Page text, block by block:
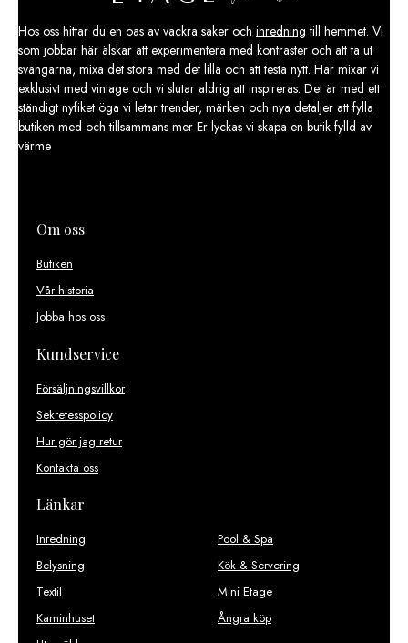
Hos oss hittar du en oas av vackra saker och inredning till hemmet. Vi
som jobbar här älskar att experimentera med kontraster och att ta ut
svängarna, mixa det stora med det lilla och att testa nytt. Här mixar vi
exklusivt med vintage och vi slutar aldrig att inspireras. Det är med ett
ständigt nyfiket öga vi letar trender, märken och nya detaljer att fylla
butiken med och tillsammans mer Er lyckas vi skapa en butik fylld av
värme
Om oss
Butiken
Vår historia
Jobba hos oss
Kundservice
Försäljningsvillkor
Sekretesspolicy
Hur gör jag retur
Kontakta oss
Länkar
Inredning
Belysning
Textil
Kaminhuset
Pool & Spa
Kök & Servering
Mini Etage
Ångra köp